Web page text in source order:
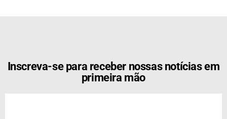
Inscreva-se para receber nossas notícias em
primeira mão